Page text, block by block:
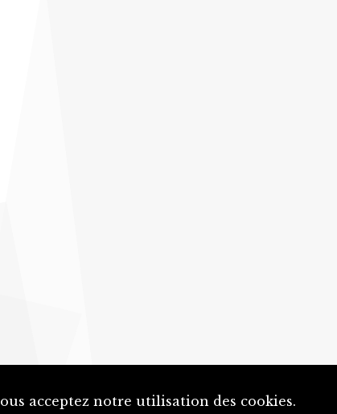
acceptez notre utilisation des cookies.